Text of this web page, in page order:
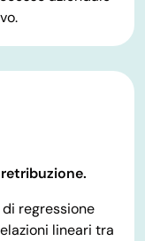
regressione
lineari tra